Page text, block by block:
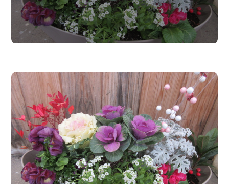
取扱い商品
お知らせ
よくある質問
採用情報